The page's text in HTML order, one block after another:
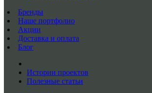
Бренды
Наше портфолио
Акции
Доставка и оплата
Блог
Истории проектов
Полезные статьи